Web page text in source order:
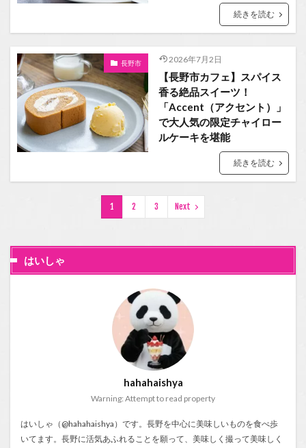
続きを読む
長野市 2026年7月2日
【長野市カフェ】スパイス
香る絶品スイーツ！
「Accent（アクセント）」
で大人気の限定チャイロー
ルケーキを堪能
続きを読む
1 2 3 Next
はいしゃ
hahahaishya
Warning: Attempt to read property
はいしゃ（@hahahaishya）です。長野を中心に美味しいものを食べ歩
いてます。長野に活気あふれることを願って、美味しく撮って美味しく